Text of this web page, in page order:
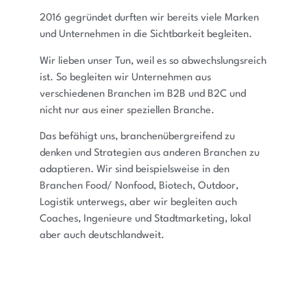
2016 gegründet durften wir bereits viele Marken
und Unternehmen in die Sichtbarkeit begleiten.
Wir lieben unser Tun, weil es so abwechslungsreich
ist. So begleiten wir Unternehmen aus
verschiedenen Branchen im B2B und B2C und
nicht nur aus einer speziellen Branche.
Das befähigt uns, branchenübergreifend zu
denken und Strategien aus anderen Branchen zu
adaptieren. Wir sind beispielsweise in den
Branchen Food/ Nonfood, Biotech, Outdoor,
Logistik unterwegs, aber wir begleiten auch
Coaches, Ingenieure und Stadtmarketing, lokal
aber auch deutschlandweit.